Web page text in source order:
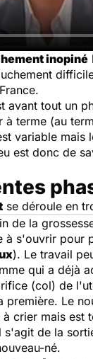
inopiné
avant tout un
à terme (au
variable mais
est donc de
se déroule en
de la
à s'ouvrir pour
). Le travail
qui a déjà
(col) de
première. Le
à crier mais est
s'agit de la
né.